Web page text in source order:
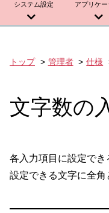
システム設定 アプリケー
トップ 管理者 仕様
文字数の
各入力項目に設定でき
設定できる文字に全角